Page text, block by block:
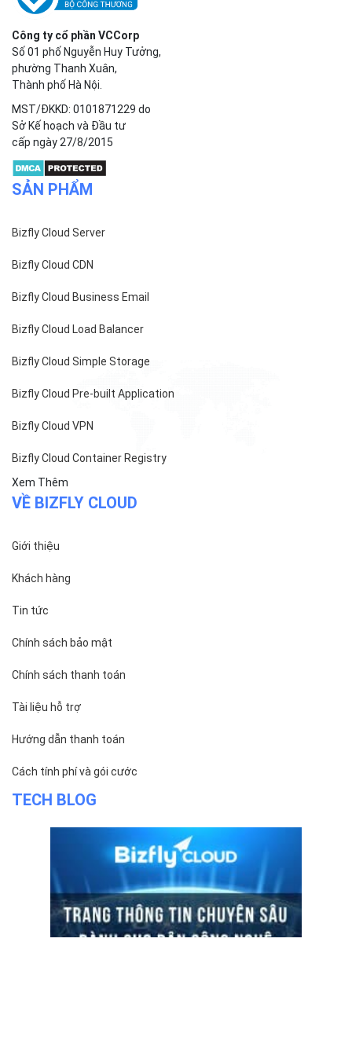
Công ty cổ phần VCCorp
Số 01 phố Nguyễn Huy Tưởng,
phường Thanh Xuân,
Thành phố Hà Nội.
MST/ĐKKD: 0101871229 do
Sở Kế hoạch và Đầu tư
cấp ngày 27/8/2015
SẢN PHẨM
Bizfly Cloud Server
Bizfly Cloud CDN
Bizfly Cloud Business Email
Bizfly Cloud Load Balancer
Bizfly Cloud Simple Storage
Bizfly Cloud Pre-built Application
Bizfly Cloud VPN
Bizfly Cloud Container Registry
Xem Thêm
VỀ BIZFLY CLOUD
Giới thiệu
Khách hàng
Tin tức
Chính sách bảo mật
Chính sách thanh toán
Tài liệu hỗ trợ
Hướng dẫn thanh toán
Cách tính phí và gói cước
TECH BLOG